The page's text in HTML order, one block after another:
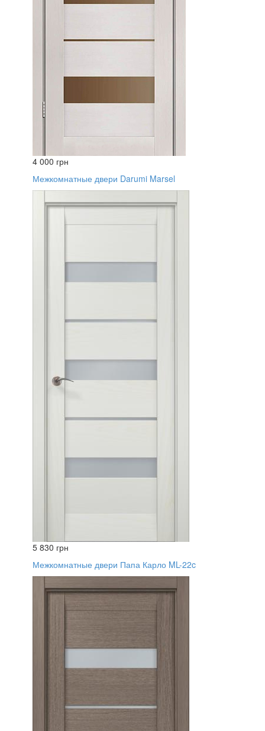
4 000 грн
Межкомнатные двери Darumi Marsel
5 830 грн
Межкомнатные двери Папа Карло ML-22c